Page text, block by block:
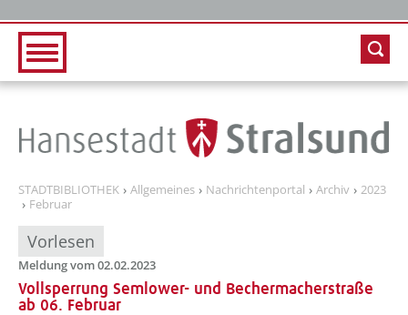
STADTBIBLIOTHEK Allgemeines Nachrichtenportal Archiv
2023
Februar
Vorlesen
Meldung vom 02.02.2023
Vollsperrung Semlower- und Bechermacherstraße
ab 06. Februar